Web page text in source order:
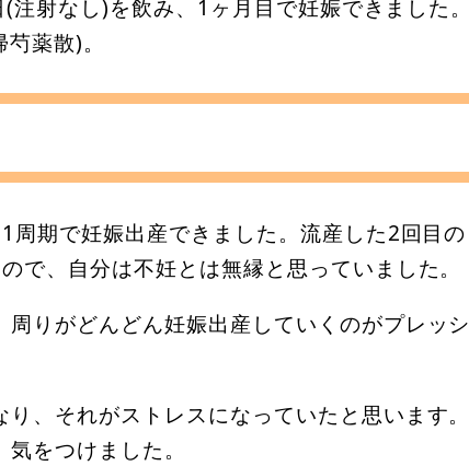
射なし)を飲み、1ヶ月目で妊娠できました。
薬散)。
周期で妊娠出産できました。流産した2回目の
で、自分は不妊とは無縁と思っていました。
りがどんどん妊娠出産していくのがプレッシ
、それがストレスになっていたと思います。
をつけました。